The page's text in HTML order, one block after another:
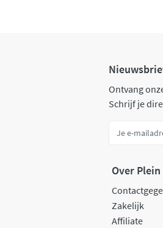
Ontvang
Schrijf je
Over Plein
Zakelijk
Affiliate